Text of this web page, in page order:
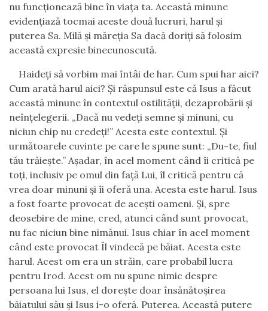
nu funcţionează bine în viaţa ta. Această minune
evidenţiază tocmai aceste două lucruri, harul şi
puterea Sa. Milă şi măreţia Sa dacă doriţi să folosim
această expresie binecunoscută.
Haideţi să vorbim mai întâi de har. Cum spui har aici?
Cum arată harul aici? Şi răspunsul este că Isus a făcut
această minune în contextul ostilităţii, dezaprobării şi
neînţelegerii. „Dacă nu vedeţi semne şi minuni, cu
niciun chip nu credeţi!” Acesta este contextul. Şi
următoarele cuvinte pe care le spune sunt: „Du-te, fiul
tău trăieşte.” Aşadar, în acel moment când îi critică pe
toţi, inclusiv pe omul din faţă Lui, îl critică pentru că
vrea doar minuni şi îi oferă una. Acesta este harul. Isus
a fost foarte provocat de aceşti oameni. Şi, spre
deosebire de mine, cred, atunci când sunt provocat,
nu fac niciun bine nimănui. Isus chiar în acel moment
când este provocat Îl vindecă pe băiat. Acesta este
harul. Acest om era un străin, care probabil lucra
pentru Irod. Acest om nu spune nimic despre
persoana lui Isus, el doreşte doar însănătoşirea
băiatului său şi Isus i-o oferă. Puterea. Această putere